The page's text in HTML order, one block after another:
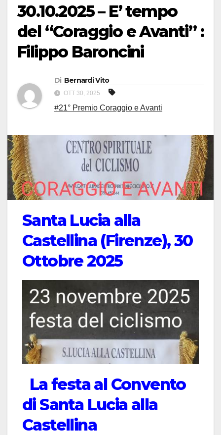
30.10.2025 – E’ tempo
del “Coraggio e Avanti” :
Filippo Baroncini
Di Bernardi Vito
OTT 30, 2025
#21° Premio Coraggio e Avanti
Santa Lucia alla
Castellina (Firenze), 30
Ottobre 2025
La festa al Convento
di Santa Lucia alla
Castellina